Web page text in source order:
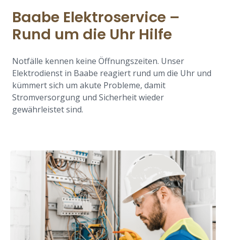
Baabe Elektroservice –
Rund um die Uhr Hilfe
Notfälle kennen keine Öffnungszeiten. Unser
Elektrodienst in Baabe reagiert rund um die Uhr und
kümmert sich um akute Probleme, damit
Stromversorgung und Sicherheit wieder
gewährleistet sind.